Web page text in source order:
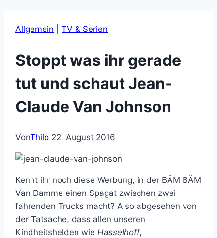
Allgemein TV & Serien
Stoppt was ihr gerade
tut und schaut Jean-
Claude Van Johnson
VonThilo 22. August 2016
Kennt ihr noch diese Werbung, in der BÄM BÄM
Van Damme einen Spagat zwischen zwei
fahrenden Trucks macht? Also abgesehen von
der Tatsache, dass allen unseren
Kindheitshelden wie Hasselhoff,